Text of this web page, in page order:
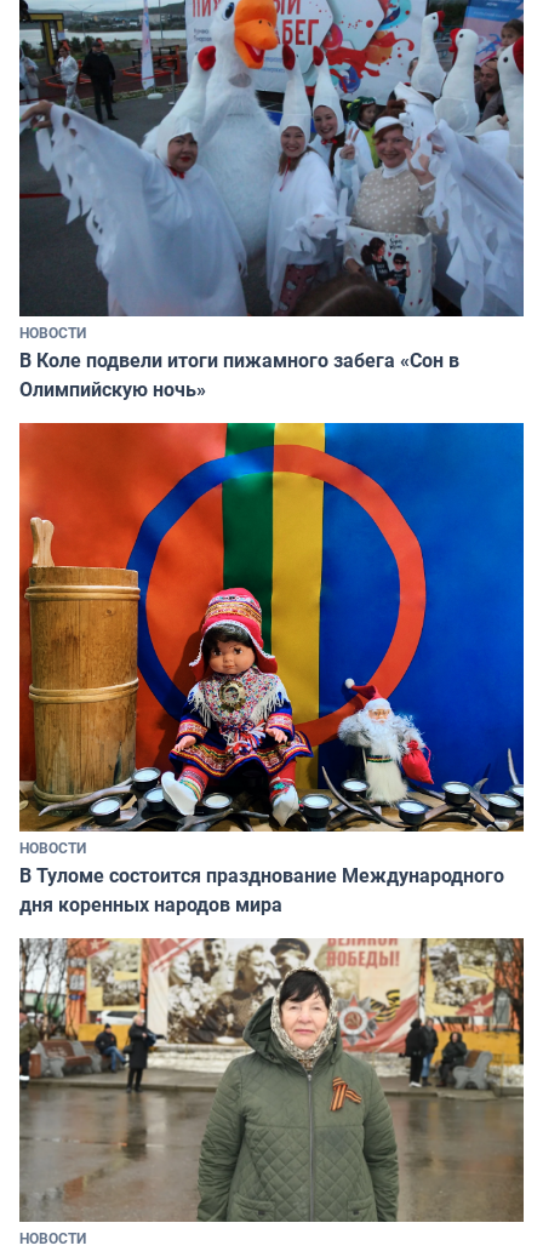
НОВОСТИ
В Коле подвели итоги пижамного забега «Сон в
Олимпийскую ночь»
НОВОСТИ
В Туломе состоится празднование Международного
дня коренных народов мира
НОВОСТИ